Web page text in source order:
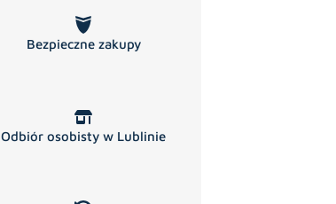
Bezpieczne zakupy
Odbiór osobisty w Lublinie